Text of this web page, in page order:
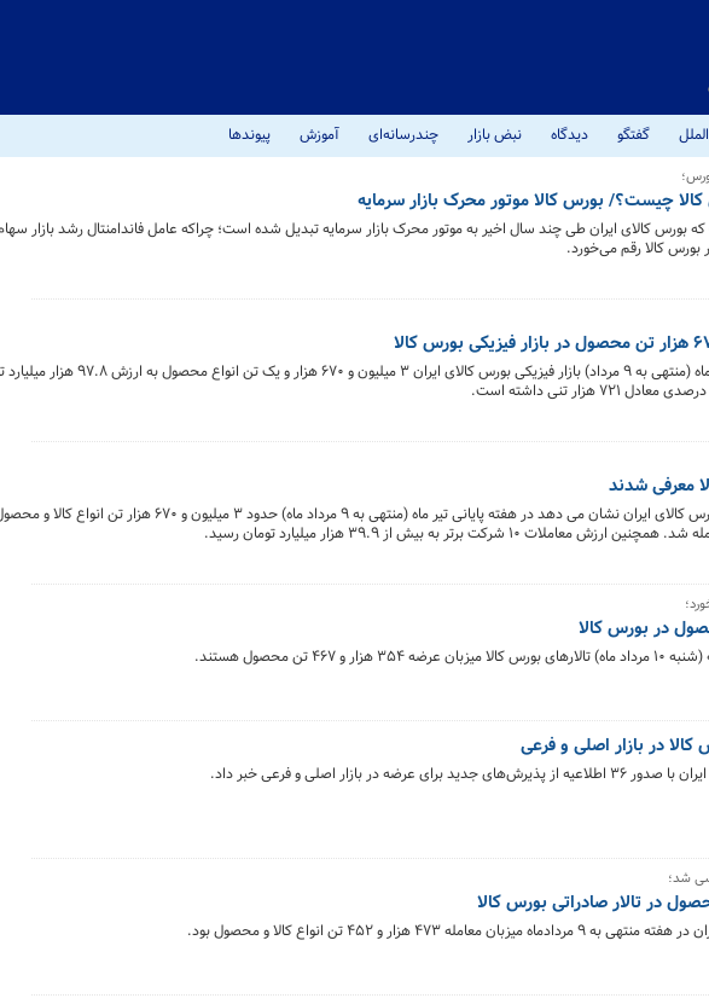
گفتگو دیدگاه نبض بازار چندرسانه‌ای آموزش پیوندها
چیست؟/ بورس کالا موتور محرک بازار سرمایه
بورس کالای ایران طی چند سال اخیر به موتور محرک بازار سرمایه تبدیل شده است؛ چراکه عامل فاندامنتال رشد بازار
کالا رقم می‌خورد.
در معاملات هفته پایانی تیر ماه (منتهی به ۹ مرداد) بازار
آمار معاملات بازار فیزیکی بورس کالای ایران نشان می دهد در هفته پایانی تیر ماه (منتهی به ۹
۴۶۷ تن محصول هستند.
در بازار اصلی و فرعی
در بازار اصلی و فرعی خبر داد.
شد؛
۴۷۳ هزار و ۴۵۲ تن انواع کالا و محصول بود.